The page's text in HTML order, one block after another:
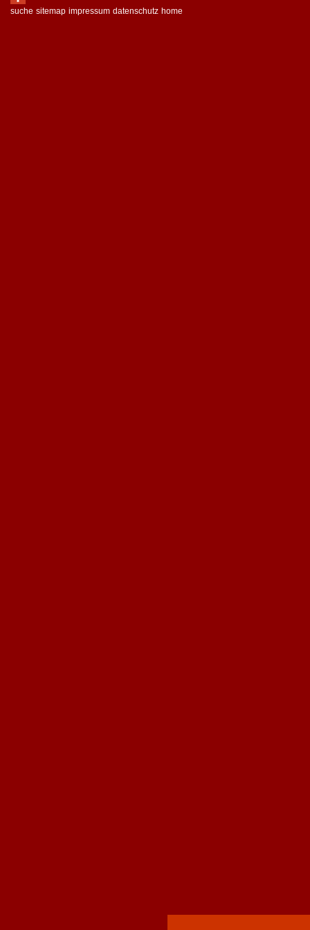
suche sitemap impressum datenschutz home